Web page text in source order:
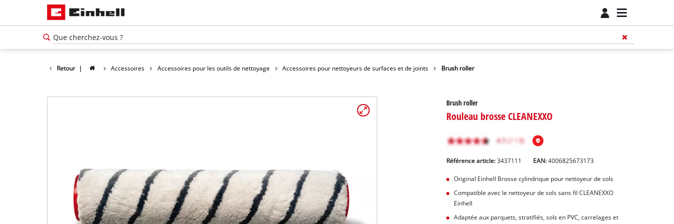
Retour | Accessoires Accessoires pour les outils de nettoyage Accessoires pour nettoyeurs de surfaces et de joints Brush roller
Brush roller
Rouleau brosse CLEANEXXO
Référence article: 3437111 EAN:4006825673173
Original Einhell Brosse cylindrique pour nettoyeur de sols
Compatible avec le nettoyeur de sols sans fil CLEANEXXO
Einhell
Adaptée aux parquets, stratifiés, sols en PVC, carrelages et